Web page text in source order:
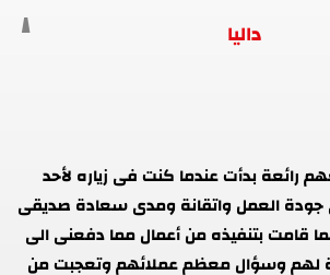
داليا
رائعة بدأت عندما كنت فى زياره لأحد
جودة العمل واتقانة ومدى سعادة صديقى
قامت بتنفيذه من أعمال مما دفعنى الى
لهم وسؤال معظم عملائهم وتعجبت من